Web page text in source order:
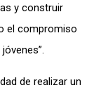
y construir
el compromiso
de realizar un